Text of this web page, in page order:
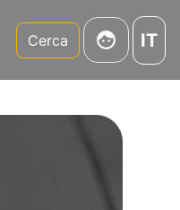
Cerca IT